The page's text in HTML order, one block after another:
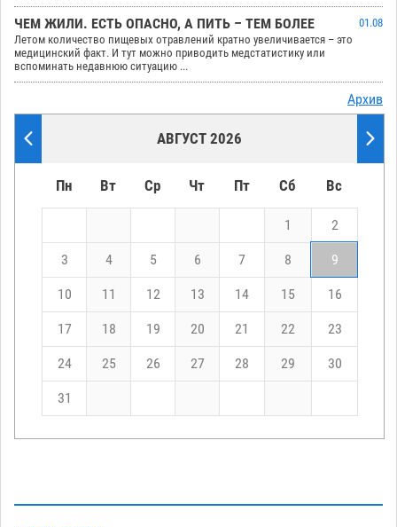
ЧЕМ ЖИЛИ. ЕСТЬ ОПАСНО, А ПИТЬ – ТЕМ БОЛЕЕ
01.08
Летом количество пищевых отравлений кратно увеличивается – это
медицинский факт. И тут можно приводить медстатистику или
вспоминать недавнюю ситуацию ...
Архив
АВГУСТ 2026
Пн Вт Ср Чт Пт Сб Вс
1 2
3 4 5 6 7 8 9
10 11 12 13 14 15 16
17 18 19 20 21 22 23
24 25 26 27 28 29 30
31